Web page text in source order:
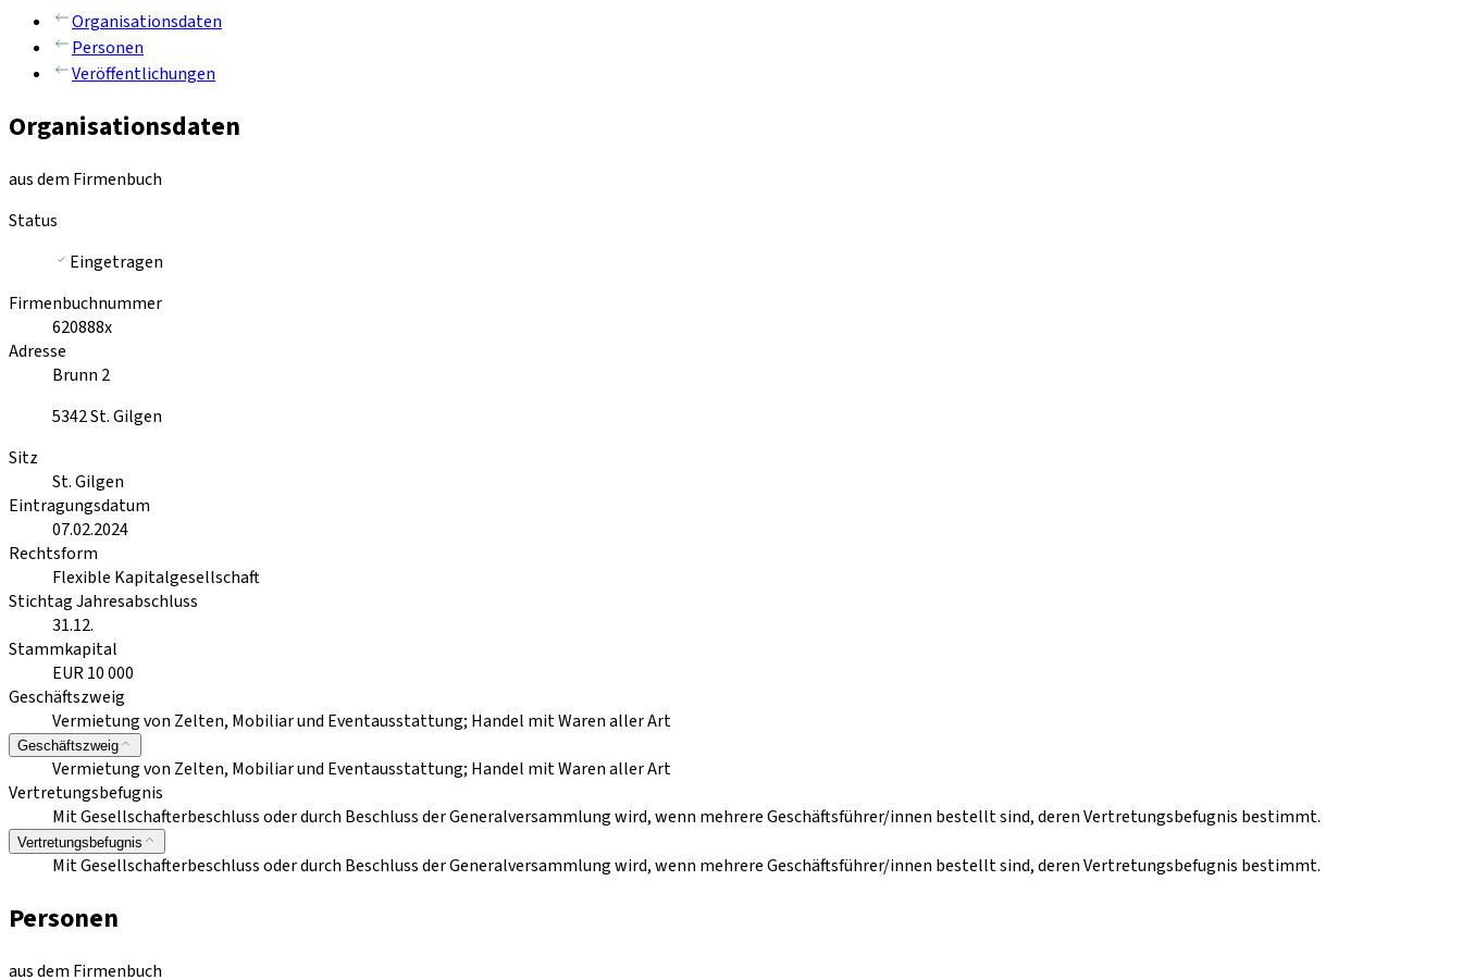
Organisationsdaten
Personen
Veröffentlichungen
Organisationsdaten
aus dem Firmenbuch
Status
Eingetragen
Firmenbuchnummer
620888x
Adresse
Brunn 2
5342St. Gilgen
Sitz
St. Gilgen
Eintragungsdatum
07.02.2024
Rechtsform
Flexible Kapitalgesellschaft
Stichtag Jahresabschluss
31.12.
Stammkapital
EUR 10 000
Geschäftszweig
Vermietung von Zelten, Mobiliar und Eventausstattung; Handel mit Waren aller Art
Geschäftszweig
Vermietung von Zelten, Mobiliar und Eventausstattung; Handel mit Waren aller Art
Vertretungsbefugnis
Mit Gesellschafterbeschluss oder durch Beschluss der Generalversammlung wird, wenn mehrere Geschäftsführer/innen bestellt sind, deren Vertretungsbefugnis bestimmt.
Vertretungsbefugnis
Mit Gesellschafterbeschluss oder durch Beschluss der Generalversammlung wird, wenn mehrere Geschäftsführer/innen bestellt sind, deren Vertretungsbefugnis bestimmt.
Personen
aus dem Firmenbuch